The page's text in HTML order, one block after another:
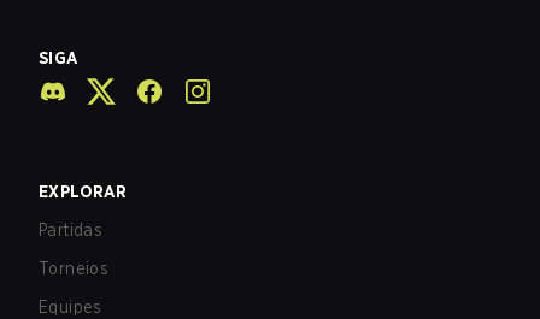
SIGA
EXPLORAR
Partidas
Torneios
Equipes